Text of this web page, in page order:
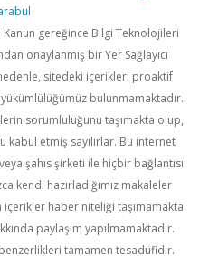
Kanun gereğince Bilgi Teknolojileri
onaylanmış bir Yer Sağlayıcı
sitedeki içerikleri proaktif
bulunmamaktadır.
sorumluluğunu taşımakta olup,
etmiş sayılırlar. Bu internet
şahıs şirketi ile hiçbir bağlantısı
kendi hazırladığımız makaleler
içerikler haber niteliği taşımamakta
paylaşım yapılmamaktadır.
tamamen tesadüfidir.